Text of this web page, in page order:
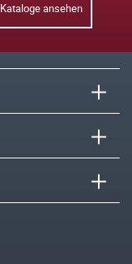
Kataloge ansehen